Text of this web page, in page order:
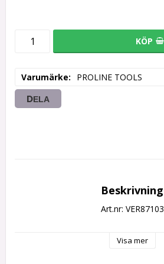
KÖP
Varumärke PROLINE TOOLS
DELA
Beskrivning
Art.nr: VER87103
Visa mer